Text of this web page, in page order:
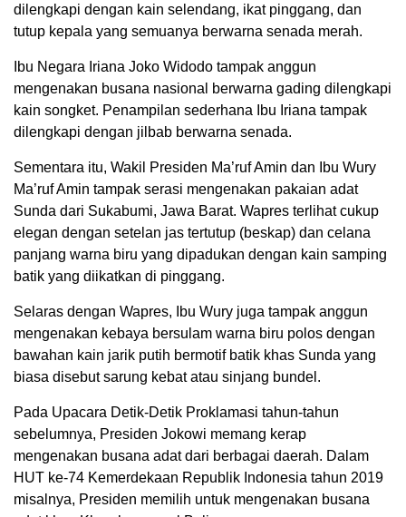
dilengkapi dengan kain selendang, ikat pinggang, dan
tutup kepala yang semuanya berwarna senada merah.
Ibu Negara Iriana Joko Widodo tampak anggun
mengenakan busana nasional berwarna gading dilengkapi
kain songket. Penampilan sederhana Ibu Iriana tampak
dilengkapi dengan jilbab berwarna senada.
Sementara itu, Wakil Presiden Ma’ruf Amin dan Ibu Wury
Ma’ruf Amin tampak serasi mengenakan pakaian adat
Sunda dari Sukabumi, Jawa Barat. Wapres terlihat cukup
elegan dengan setelan jas tertutup (beskap) dan celana
panjang warna biru yang dipadukan dengan kain samping
batik yang diikatkan di pinggang.
Selaras dengan Wapres, Ibu Wury juga tampak anggun
mengenakan kebaya bersulam warna biru polos dengan
bawahan kain jarik putih bermotif batik khas Sunda yang
biasa disebut sarung kebat atau sinjang bundel.
Pada Upacara Detik-Detik Proklamasi tahun-tahun
sebelumnya, Presiden Jokowi memang kerap
mengenakan busana adat dari berbagai daerah. Dalam
HUT ke-74 Kemerdekaan Republik Indonesia tahun 2019
misalnya, Presiden memilih untuk mengenakan busana